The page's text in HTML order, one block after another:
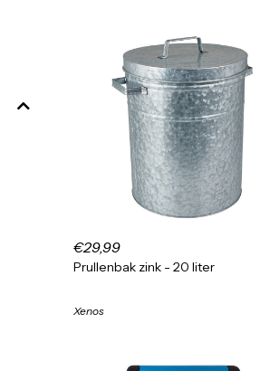
€29,99
Prullenbak zink - 20 liter
Xenos